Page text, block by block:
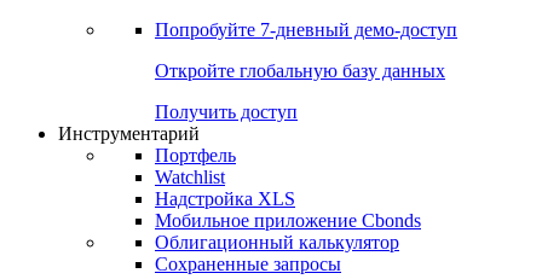
Попробуйте 7-дневный демо-доступ
Откройте глобальную базу данных
Получить доступ
Инструментарий
Портфель
Watchlist
Надстройка XLS
Мобильное приложение Cbonds
Облигационный калькулятор
Сохраненные запросы